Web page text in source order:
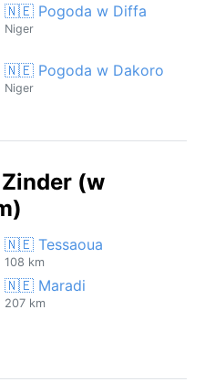
🇳🇪 Pogoda w Diffa
Niger
🇳🇪 Pogoda w Dakoro
Niger
(w
🇳🇪 Tessaoua
108 km
🇳🇪 Maradi
207 km